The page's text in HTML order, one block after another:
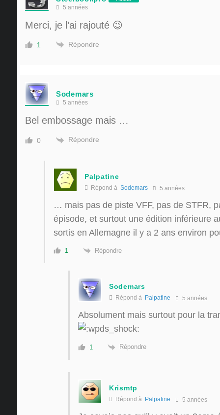
5 années
Merci, je l’ai rajouté 😉
1 Répondre
Sodemars
5 années
Bel embossage mais …
0 Répondre
Palpatine
Répond à Sodemars 5 années
… mais pas de piste VFF, pas de STFR,
épisode, et surtout une édition inférieure
sortis en Allemagne il y a 2 ans environ
1 Répondre
Sodemars
Répond à Palpatine 5 années
Absolument mais surtout pour la
1 Répondre
Krismtp
Répond à Palpatine 5 années